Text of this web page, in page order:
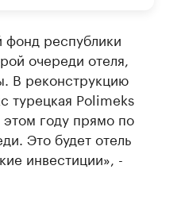
республики
очереди отеля,
В реконструкцию
турецкая Polimeks
году прямо по
Это будет отель
инвестиции», -